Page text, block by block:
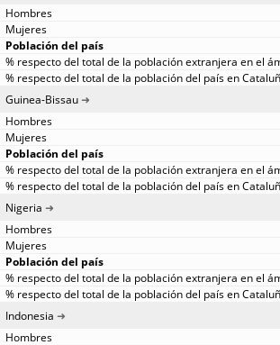
Guinea-Bissau
Nigeria
Indonesia